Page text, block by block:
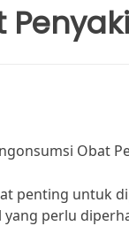
Obat
penting untuk
perlu